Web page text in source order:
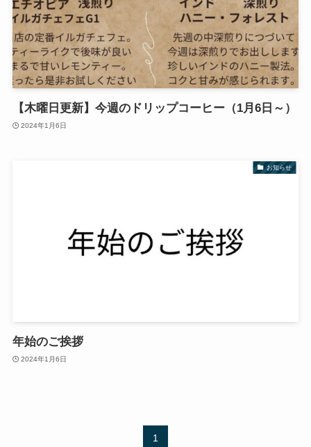
【木曜日更新】今週のドリップコーヒー（1月6日～）
2024年1月6日
お知らせ
年始のご挨拶
2024年1月6日
1